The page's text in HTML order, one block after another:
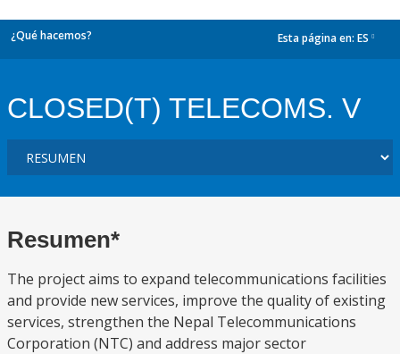
¿Qué hacemos? Esta página en: ES
CLOSED(T) TELECOMS. V
Resumen*
The project aims to expand telecommunications facilities
and provide new services, improve the quality of existing
services, strengthen the Nepal Telecommunications
Corporation (NTC) and address major sector